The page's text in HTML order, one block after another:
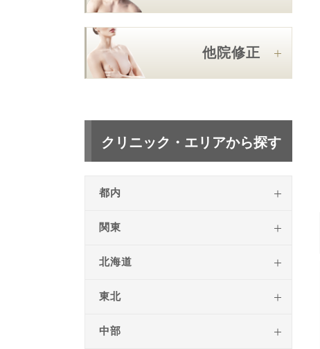
他院修正
クリニック・エリアから探す
都内
関東
北海道
東北
中部